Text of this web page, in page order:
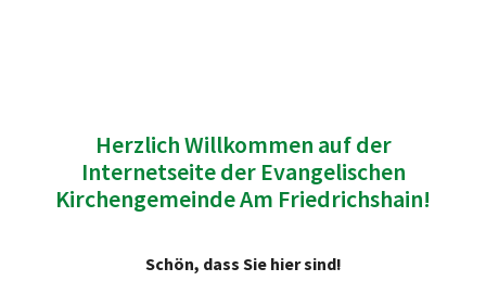
Herzlich Willkommen auf der
Internetseite der Evangelischen
Kirchengemeinde Am Friedrichshain!
Schön, dass Sie hier sind!